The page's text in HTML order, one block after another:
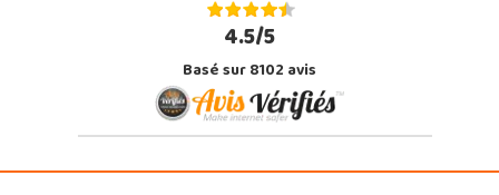
4.5/5
Basé sur 8102 avis